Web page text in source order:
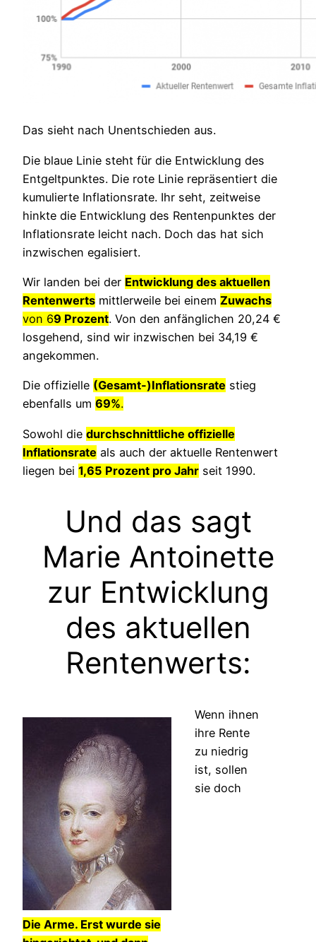
Das sieht nach Unentschieden aus.
Die blaue Linie steht für die Entwicklung des
Entgeltpunktes. Die rote Linie repräsentiert die
kumulierte Inflationsrate. Ihr seht, zeitweise
hinkte die Entwicklung des Rentenpunktes der
Inflationsrate leicht nach. Doch das hat sich
inzwischen egalisiert.
Wir landen bei der Entwicklung des aktuellen
Rentenwerts mittlerweile bei einem Zuwachs
von 69 Prozent. Von den anfänglichen 20,24 €
losgehend, sind wir inzwischen bei 34,19 €
angekommen.
Die offizielle (Gesamt-)Inflationsrate stieg
ebenfalls um 69%.
Sowohl die durchschnittliche offizielle
Inflationsrate als auch der aktuelle Rentenwert
liegen bei 1,65 Prozent pro Jahr seit 1990.
Und das sagt
Marie Antoinette
zur Entwicklung
des aktuellen
Rentenwerts:
Die Arme. Erst wurde sie
Wenn ihnen
ihre Rente
zu niedrig
ist, sollen
sie doch